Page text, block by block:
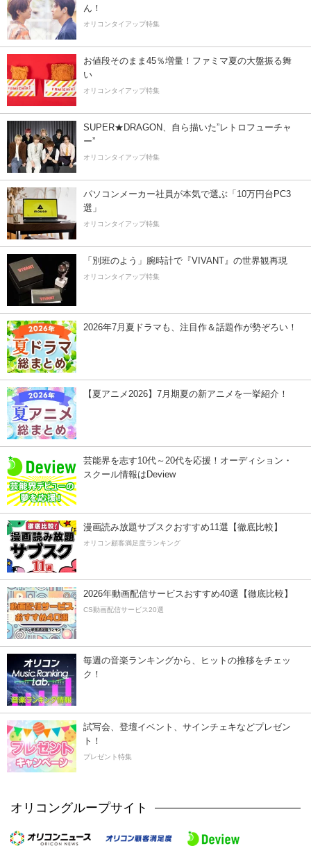
ん！
オリコンタイアップ特集
お値段そのまま45％増量！ファミマ夏の大盤振る舞
い
オリコンタイアップ特集
SUPER★DRAGON、自ら描いた”レトロフューチャ
ー”
オリコンタイアップ特集
パソコンメーカー社員が本気で選ぶ「10万円台PC3
選」
オリコンタイアップ特集
「別班のよう」腕時計で『VIVANT』の世界観再現
オリコンタイアップ特集
2026年7月夏ドラマも、注目作＆話題作が勢ぞろい！
【夏アニメ2026】7月期夏の新アニメを一挙紹介！
芸能界を志す10代～20代を応援！オーディション・
スクール情報はDeview
漫画読み放題サブスクおすすめ11選【徹底比較】
オリコン顧客満足度ランキング
2026年動画配信サービスおすすめ40選【徹底比較】
CS動画配信サービス20選
毎週の音楽ランキングから、ヒットの推移をチェッ
ク！
試写会、登壇イベント、サインチェキなどプレゼン
ト！
プレゼント特集
オリコングループサイト